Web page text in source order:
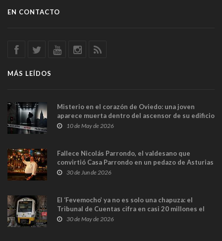
EN CONTACTO
MÁS LEÍDOS
Misterio en el corazón de Oviedo: una joven
aparece muerta dentro del ascensor de su edificio
y las cámaras captan sus últimos minutos
10 de May de 2026
Fallece Nicolás Parrondo, el valdesano que
convirtió Casa Parrondo en un pedazo de Asturias
en Madrid
30 de Jun de 2026
El ‘Fevemocho’ ya no es solo una chapuza: el
Tribunal de Cuentas cifra en casi 20 millones el
sobrecoste de los trenes que no cabían por los
30 de May de 2026